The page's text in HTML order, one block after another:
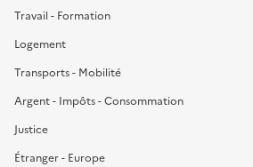
Travail - Formation
Logement
Transports - Mobilité
Argent - Impôts - Consommation
Justice
Étranger - Europe